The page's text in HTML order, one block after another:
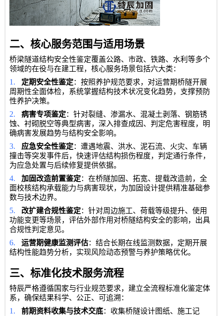
二、核心服务范围与适用场景
桥梁隧道结构安全性鉴定覆盖公路、市政、铁路、水利等多个
领域的在役与在建工程，核心服务场景包括六大类：
1. 定期安全性鉴定：按照养护规范要求，对运营期桥隧开展
周期性全面体检，系统掌握结构技术状况变化趋势，支撑预防
性养护决策。
2. 病害专项鉴定：针对裂缝、渗漏水、混凝土剥落、钢筋锈
蚀、衬砌脱空等典型病害，深入排查成因、判定危害程度，明
确病害发展趋势与结构安全影响。
3. 应急安全性鉴定：遭遇地震、洪水、泥石流、火灾、车辆
撞击等突发事件后，快速评估结构损伤程度，判定通行条件，
为应急处置与后续修复提供依据。
4. 加固改造前置鉴定：在桥隧加固、拓宽、提载改造前，全
面校核结构承载能力与病害现状，为加固设计提供精准基础参
数与技术边界。
5. 改扩建合规性鉴定：针对周边施工、荷载等级提升、使用
功能变更等场景，评估外部作用对桥隧结构安全的影响，出具
合规性判定意见。
6. 运营期健康监测评估：结合长期在线监测数据，定期开展
结构性能趋势分析，实现风险动态预警与养护策略优化。
三、标准化技术服务流程
特辰严格遵循国家与行业规范要求，建立全流程标准化鉴定体
系，确保结果科学、公正、可追溯：
1. 前期资料收集与技术交底：收集桥隧设计图纸、施工记